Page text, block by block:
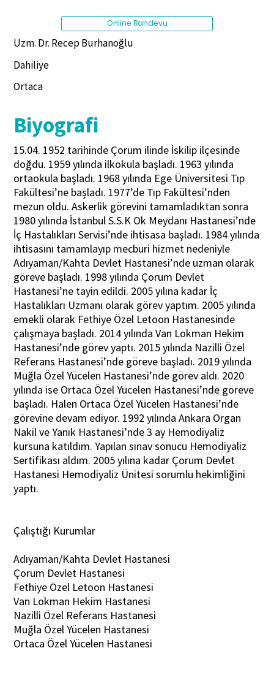
Uzm. Dr. Recep Burhanoğlu
Dahiliye
Ortaca
Biyografi
15.04. 1952 tarihinde Çorum ilinde İskilip ilçesinde
doğdu. 1959 yılında ilkokula başladı. 1963 yılında
ortaokula başladı. 1968 yılında Ege Üniversitesi Tıp
Fakültesi’ne başladı. 1977’de Tıp Fakültesi’nden
mezun oldu. Askerlik görevini tamamladıktan sonra
1980 yılında İstanbul S.S.K Ok Meydanı Hastanesi’nde
İç Hastalıkları Servisi’nde ihtisasa başladı. 1984 yılında
ihtisasını tamamlayıp mecburi hizmet nedeniyle
Adıyaman/Kahta Devlet Hastanesi’nde uzman olarak
göreve başladı. 1998 yılında Çorum Devlet
Hastanesi’ne tayin edildi. 2005 yılına kadar İç
Hastalıkları Uzmanı olarak görev yaptım. 2005 yılında
emekli olarak Fethiye Özel Letoon Hastanesinde
çalışmaya başladı. 2014 yılında Van Lokman Hekim
Hastanesi’nde görev yaptı. 2015 yılında Nazilli Özel
Referans Hastanesi’nde göreve başladı. 2019 yılında
Muğla Özel Yücelen Hastanesi’nde görev aldı. 2020
yılında ise Ortaca Özel Yücelen Hastanesi’nde göreve
başladı. Halen Ortaca Özel Yücelen Hastanesi’nde
görevine devam ediyor. 1992 yılında Ankara Organ
Nakil ve Yanık Hastanesi’nde 3 ay Hemodiyaliz
kursuna katıldım. Yapılan sınav sonucu Hemodiyaliz
Sertifikası aldım. 2005 yılına kadar Çorum Devlet
Hastanesi Hemodiyaliz Ünitesi sorumlu hekimliğini
yaptı.
Çalıştığı Kurumlar
Adıyaman/Kahta Devlet Hastanesi
Çorum Devlet Hastanesi
Fethiye Özel Letoon Hastanesi
Van Lokman Hekim Hastanesi
Nazilli Özel Referans Hastanesi
Muğla Özel Yücelen Hastanesi
Ortaca Özel Yücelen Hastanesi
Online Randevu